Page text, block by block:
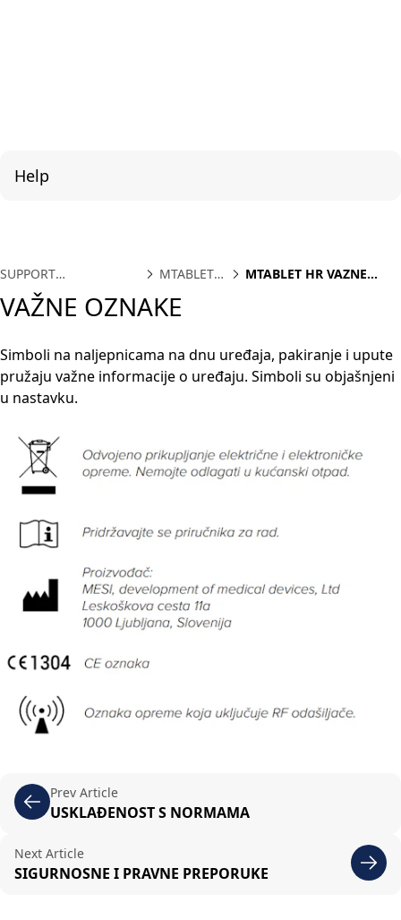
Help
SUPPORT
INTERNATIONAL
MTABLET
MTABLET HR VAZNE
VAŽNE OZNAKE
Simboli na naljepnicama na dnu uređaja, pakiranje i upute
pružaju važne informacije o uređaju. Simboli su objašnjeni
u nastavku.
Prev Article
USKLAĐENOST S NORMAMA
Next Article
SIGURNOSNE I PRAVNE PREPORUKE